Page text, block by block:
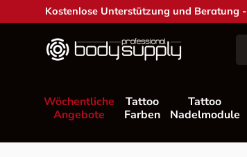
Direkt zum Inhalt
Kostenlose Unterstützung und Beratung -
Wöchentliche
Angebote
Tattoo
Farben
Tattoo
Nadelmodule